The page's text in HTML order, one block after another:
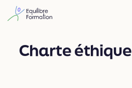
Charte éthique